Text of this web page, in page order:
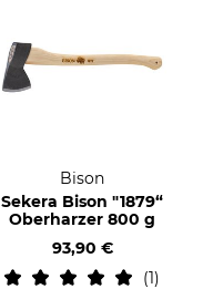
Bison
Sekera Bison "1879“
Oberharzer 800 g
93,90 €
1